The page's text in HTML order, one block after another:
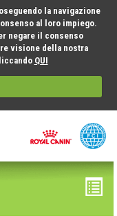
la navigazione
al loro impiego.
negare il consenso
visione della nostra
QUI